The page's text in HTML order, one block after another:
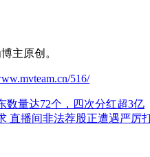
主原创。
516/
数量达72个，四次分红超3亿
直播间非法荐股正遭遇严厉